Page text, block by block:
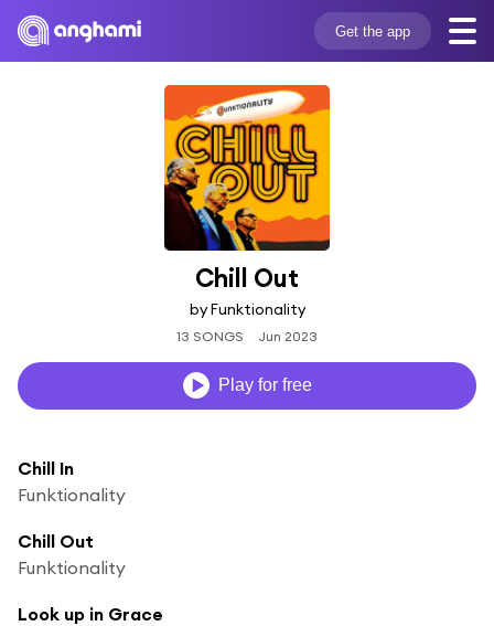
Get the app
Chill Out
by Funktionality
13 SONGS Jun 2023
Play for free
Chill In
Funktionality
Chill Out
Funktionality
Look up in Grace